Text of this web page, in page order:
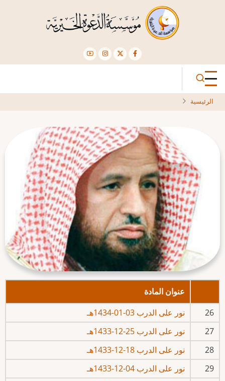
الرئيسية
عنوان المادة
26
نور على الدرب 03-01-1434هـ
27
نور على الدرب 25-12-1433هـ
28
نور على الدرب 18-12-1433هـ
29
نور على الدرب 04-12-1433هـ